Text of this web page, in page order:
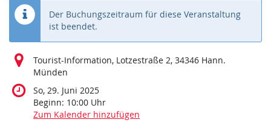
Der Buchungszeitraum für diese Veranstaltung
ist beendet.
Tourist-Information, Lotzestraße 2, 34346 Hann.
Münden
So, 29. Juni 2025
Beginn: 10:00 Uhr
Zum Kalender hinzufügen